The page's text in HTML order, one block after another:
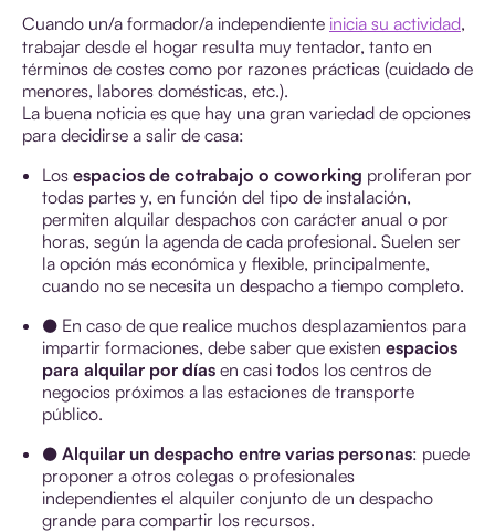
Cuando un/a formador/a independiente inicia su actividad,
trabajar desde el hogar resulta muy tentador, tanto en
términos de costes como por razones prácticas (cuidado de
menores, labores domésticas, etc.).
La buena noticia es que hay una gran variedad de opciones
para decidirse a salir de casa:
Los espacios de cotrabajo o coworking proliferan por
todas partes y, en función del tipo de instalación,
permiten alquilar despachos con carácter anual o por
horas, según la agenda de cada profesional. Suelen ser
la opción más económica y flexible, principalmente,
cuando no se necesita un despacho a tiempo completo.
● En caso de que realice muchos desplazamientos para
impartir formaciones, debe saber que existen espacios
para alquilar por días en casi todos los centros de
negocios próximos a las estaciones de transporte
público.
● Alquilar un despacho entre varias personas: puede
proponer a otros colegas o profesionales
independientes el alquiler conjunto de un despacho
grande para compartir los recursos.